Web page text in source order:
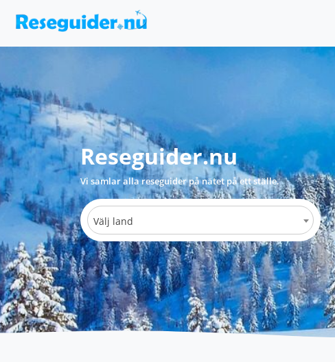
Reseguider.nu
Vi samlar alla reseguider på nätet på ett ställe.
Välj land